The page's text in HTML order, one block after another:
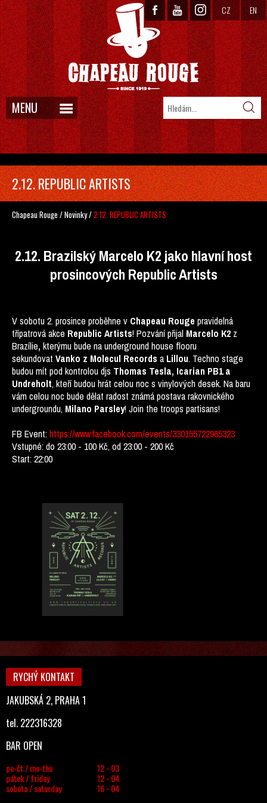
CZ EN
MENU
2.12. REPUBLIC ARTISTS
Chapeau Rouge /Novinky/2.12. REPUBLIC ARTISTS
2.12. Brazilský Marcelo K2 jako hlavní host
prosincových Republic Artists
V sobotu 2. prosince proběhne v Chapeau Rouge pravidelná
třípatrová akce Republic Artists! Pozvání přijal Marcelo K2 z
Brazílie, kterýmu bude na underground house flooru
sekundovat Vanko z Molecul Records a Lillou. Techno stage
budou mít pod kontrolou djs Thomas Tesla, Icarian PB1 a
Undreholt, kteří budou hrát celou noc s vinylových desek.Na baru
vám celou noc bude dělat radost známá postava rakovnického
undergroundu, Milano Parsley!Join the troops partisans!
FB Event:https://www.facebook.com/events/330155722965323
Vstupné: do 23:00 - 100 Kč, od 23:00 - 200 Kč
Start: 22:00
RYCHÝ KONTAKT
JAKUBSKÁ 2, PRAHA 1
tel. 222316328
BAR OPEN
po-čt / mo-thu
12 - 03
pátek / friday
12 - 04
sobota / saturday
16 - 04